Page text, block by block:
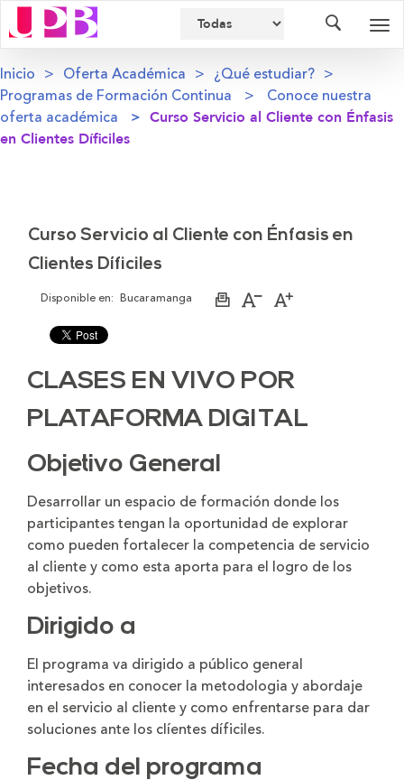
Inicio Oferta Académica
¿Qué estudiar?
Programas de Formación Continua
Conoce nuestra
oferta académica
Curso Servicio al Cliente con Énfasis
en Clientes Díficiles
Curso Servicio al Cliente con Énfasis en
Clientes Díficiles
Disponible en: Bucaramanga
ImprimirAumentar
letra
Disminuir
letra
CLASES EN VIVO POR
PLATAFORMA DIGITAL
Objetivo General
Desarrollar un espacio de formación donde los
participantes tengan la oportunidad de explorar
como pueden fortalecer la competencia de servicio
al cliente y como esta aporta para el logro de los
objetivos.
Dirigido a
El programa va dirigido a público general
interesados en conocer la metodologia y abordaje
en el servicio al cliente y como enfrentarse para dar
soluciones ante los clíentes díficiles.
Fecha del programa